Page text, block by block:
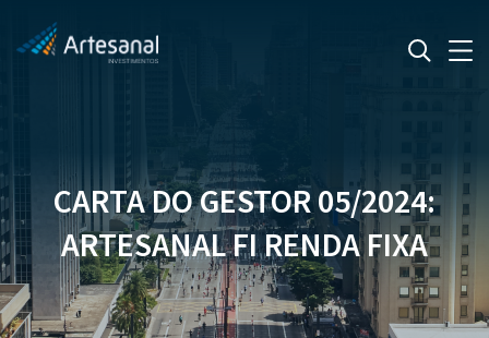
CARTA DO GESTOR 05/2024:
ARTESANAL FI RENDA FIXA